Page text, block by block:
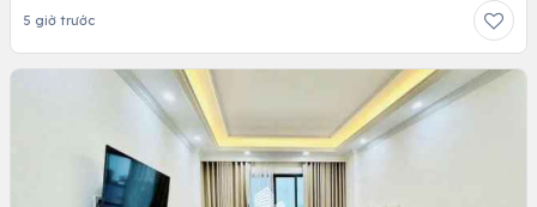
5 giờ trước